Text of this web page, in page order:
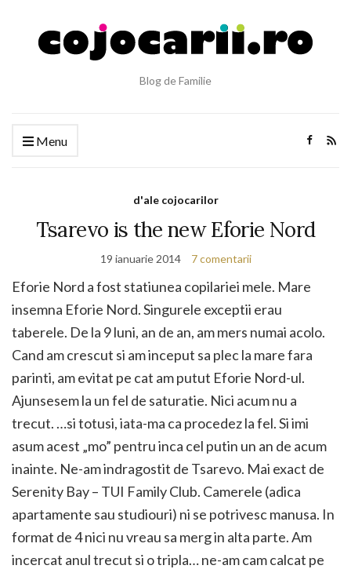
Blog de Familie
Menu
d'ale cojocarilor
Tsarevo is the new Eforie Nord
19 ianuarie 2014 7 comentarii
Eforie Nord a fost statiunea copilariei mele. Mare
insemna Eforie Nord. Singurele exceptii erau
taberele. De la 9 luni, an de an, am mers numai acolo.
Cand am crescut si am inceput sa plec la mare fara
parinti, am evitat pe cat am putut Eforie Nord-ul.
Ajunsesem la un fel de saturatie. Nici acum nu a
trecut. …si totusi, iata-ma ca procedez la fel. Si imi
asum acest „mo” pentru inca cel putin un an de acum
inainte. Ne-am indragostit de Tsarevo. Mai exact de
Serenity Bay – TUI Family Club. Camerele (adica
apartamente sau studiouri) ni se potrivesc manusa. In
format de 4 nici nu vreau sa merg in alta parte. Am
incercat anul trecut si o tripla… ne-am cam calcat pe